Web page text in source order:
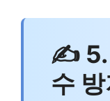
✍ 5.
수 방